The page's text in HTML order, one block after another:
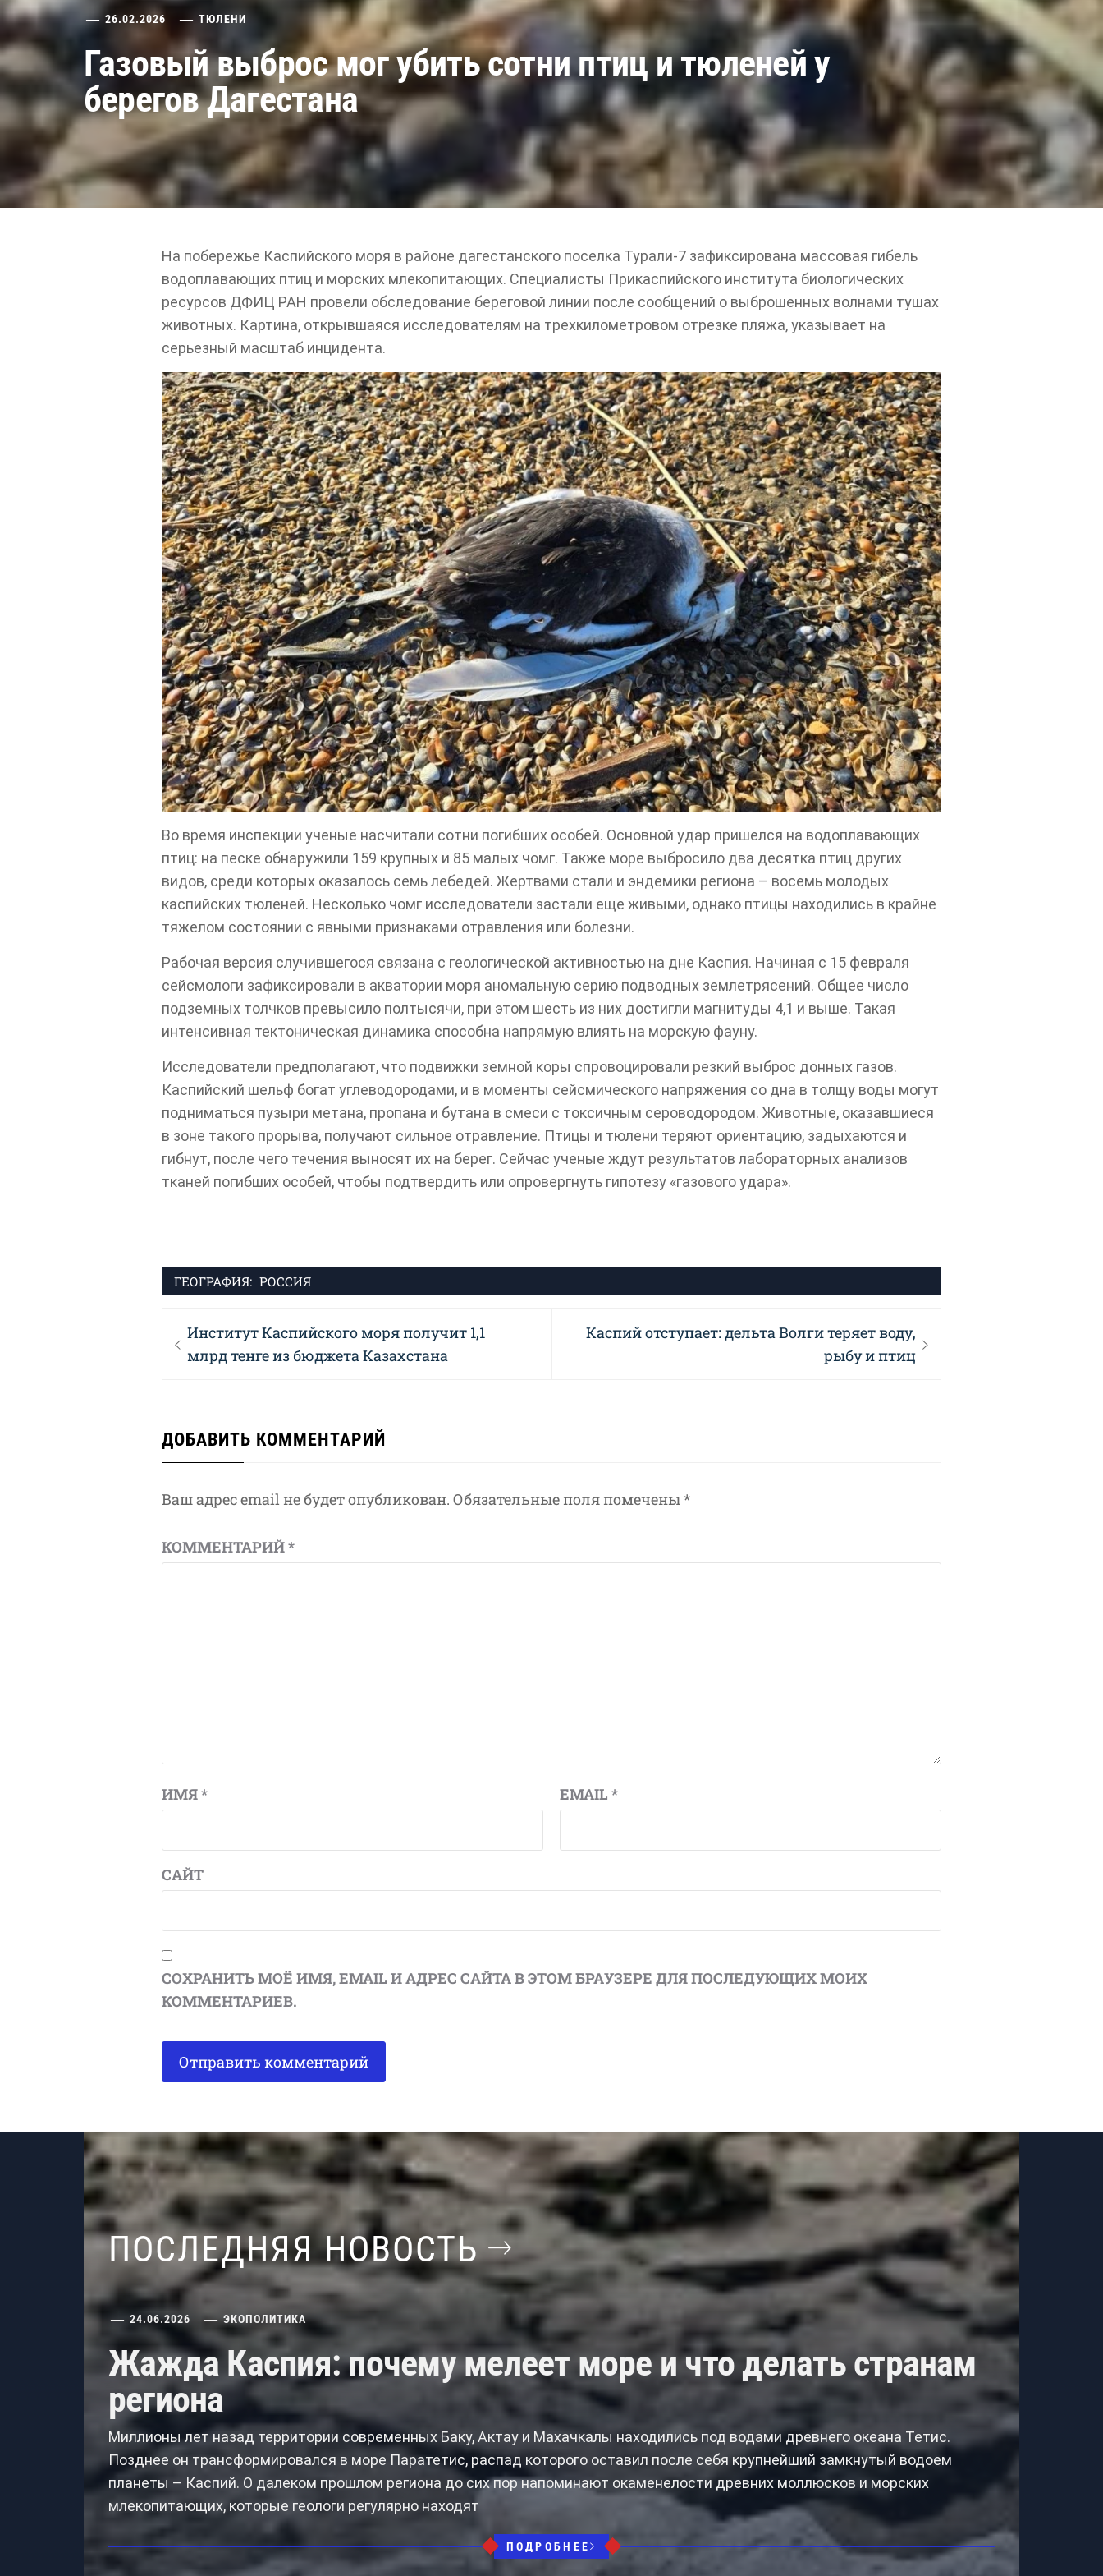
26.02.2026 ТЮЛЕНИ
Газовый выброс мог убить сотни птиц и тюленей у
берегов Дагестана
На побережье Каспийского моря в районе дагестанского поселка Турали-7 зафиксирована массовая гибель
водоплавающих птиц и морских млекопитающих. Специалисты Прикаспийского института биологических
ресурсов ДФИЦ РАН провели обследование береговой линии после сообщений о выброшенных волнами тушах
животных. Картина, открывшаяся исследователям на трехкилометровом отрезке пляжа, указывает на
серьезный масштаб инцидента.
Во время инспекции ученые насчитали сотни погибших особей. Основной удар пришелся на водоплавающих
птиц: на песке обнаружили 159 крупных и 85 малых чомг. Также море выбросило два десятка птиц других
видов, среди которых оказалось семь лебедей. Жертвами стали и эндемики региона – восемь молодых
каспийских тюленей. Несколько чомг исследователи застали еще живыми, однако птицы находились в крайне
тяжелом состоянии с явными признаками отравления или болезни.
Рабочая версия случившегося связана с геологической активностью на дне Каспия. Начиная с 15 февраля
сейсмологи зафиксировали в акватории моря аномальную серию подводных землетрясений. Общее число
подземных толчков превысило полтысячи, при этом шесть из них достигли магнитуды 4,1 и выше. Такая
интенсивная тектоническая динамика способна напрямую влиять на морскую фауну.
Исследователи предполагают, что подвижки земной коры спровоцировали резкий выброс донных газов.
Каспийский шельф богат углеводородами, и в моменты сейсмического напряжения со дна в толщу воды могут
подниматься пузыри метана, пропана и бутана в смеси с токсичным сероводородом. Животные, оказавшиеся
в зоне такого прорыва, получают сильное отравление. Птицы и тюлени теряют ориентацию, задыхаются и
гибнут, после чего течения выносят их на берег. Сейчас ученые ждут результатов лабораторных анализов
тканей погибших особей, чтобы подтвердить или опровергнуть гипотезу «газового удара».
ГЕОГРАФИЯ: РОССИЯ
Навигация
по
Previous
post:
Институт Каспийского моря получит 1,1
млрд тенге из бюджета Казахстана
Next
Каспий отступает: дельта Волги теряет воду,
рыбу и птиц
ДОБАВИТЬ КОММЕНТАРИЙ
Ваш адрес email не будет опубликован. Обязательные поля помечены *
КОММЕНТАРИЙ*
ИМЯ* EMAIL *
САЙТ
СОХРАНИТЬ МОЁ ИМЯ, EMAIL И АДРЕС САЙТА В ЭТОМ БРАУЗЕРЕ ДЛЯ ПОСЛЕДУЮЩИХ МОИХ
КОММЕНТАРИЕВ.
ПОСЛЕДНЯЯ НОВОСТЬ
24.06.2026 ЭКОПОЛИТИКА
Жажда Каспия: почему мелеет море и что делать странам
региона
Миллионы лет назад территории современных Баку, Актау и Махачкалы находились под водами древнего океана Тетис.
Позднее он трансформировался в море Паратетис, распад которого оставил после себя крупнейший замкнутый водоем
планеты – Каспий. О далеком прошлом региона до сих пор напоминают окаменелости древних моллюсков и морских
млекопитающих, которые геологи регулярно находят
ПОДРОБНЕЕ